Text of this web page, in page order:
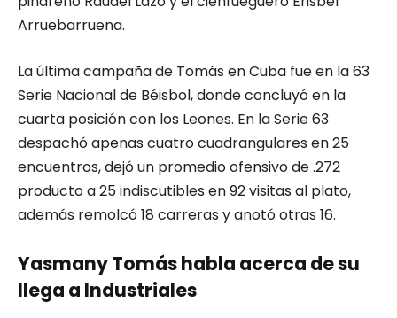
Arruebarruena.
La última campaña de Tomás en Cuba fue en la 63
Serie Nacional de Béisbol, donde concluyó en la
cuarta posición con los Leones. En la Serie 63
despachó apenas cuatro cuadrangulares en 25
encuentros, dejó un promedio ofensivo de .272
producto a 25 indiscutibles en 92 visitas al plato,
además remolcó 18 carreras y anotó otras 16.
Yasmany Tomás habla acerca de su
llega a Industriales